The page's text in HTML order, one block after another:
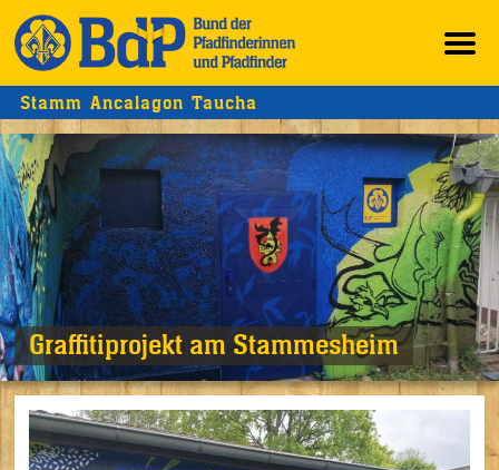
Stamm Ancalagon Taucha
Graffitiprojekt am Stammesheim